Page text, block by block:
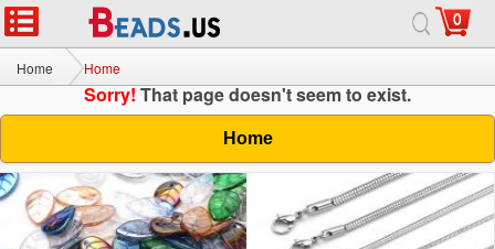
0
Home Home
Sorry!That page doesn't seem to exist.
Home